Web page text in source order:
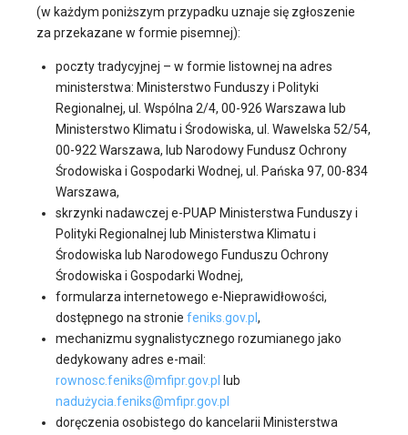
(w każdym poniższym przypadku uznaje się zgłoszenie
za przekazane w formie pisemnej):
poczty tradycyjnej – w formie listownej na adres
ministerstwa: Ministerstwo Funduszy i Polityki
Regionalnej, ul. Wspólna 2/4, 00-926 Warszawa lub
Ministerstwo Klimatu i Środowiska, ul. Wawelska 52/54,
00-922 Warszawa, lub Narodowy Fundusz Ochrony
Środowiska i Gospodarki Wodnej, ul. Pańska 97, 00-834
Warszawa,
skrzynki nadawczej e-PUAP Ministerstwa Funduszy i
Polityki Regionalnej lub Ministerstwa Klimatu i
Środowiska lub Narodowego Funduszu Ochrony
Środowiska i Gospodarki Wodnej,
formularza internetowego e-Nieprawidłowości,
dostępnego na stronie feniks.gov.pl ,
mechanizmu sygnalistycznego rozumianego jako
dedykowany adres e-mail:
rownosc.feniks@mfipr.gov.pl
lub
nadużycia.feniks@mfipr.gov.pl
doręczenia osobistego do kancelarii Ministerstwa